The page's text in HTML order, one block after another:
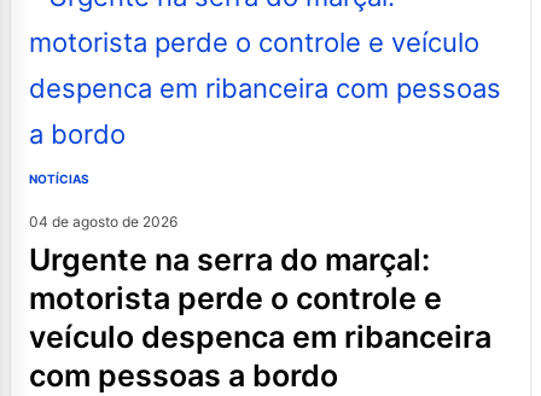
NOTÍCIAS
04 de agosto de 2026
urgente na serra do marçal:
motorista perde o controle e
veículo despenca em ribanceira
com pessoas a bordo